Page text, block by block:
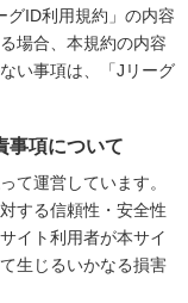
グID利用規約」の内容
場合、本規約の内容
い事項は、「Jリーグ
事項について
て運営しています。
する信頼性・安全性
イト利用者が本サイ
生じるいかなる損害